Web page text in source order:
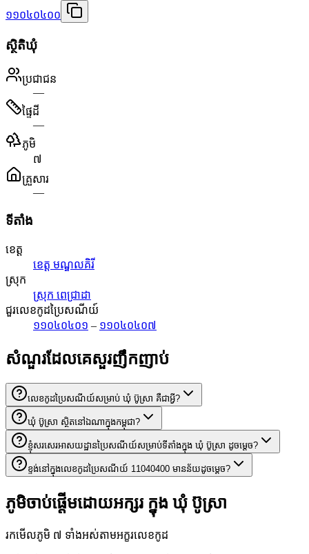
១១០៤០៤០០
ស្ថិតិឃុំ
ប្រជាជន
—
ផ្ទៃដី
—
ភូមិ
៧
គ្រួសារ
—
ទីតាំង
ខេត្ត
ខេត្ត មណ្ឌលគិរី
ស្រុក
ស្រុក ពេជ្រាដា
ជួរលេខកូដប្រៃសណីយ៍
១១០៤០៤០១ – ១១០៤០៤០៧
សំណួរដែលគេសួរញឹកញាប់
លេខកូដប្រៃសណីយ៍សម្រាប់ ឃុំ ប៊ូស្រា គឺជាអ្វី?
ឃុំ ប៊ូស្រា ស្ថិតនៅឯណាក្នុងកម្ពុជា?
ខ្ញុំសរសេរអាសយដ្ឋានប្រៃសណីយ៍សម្រាប់ទីតាំងក្នុង ឃុំ ប៊ូស្រា ដូចម្តេច?
ខ្ទង់នៅក្នុងលេខកូដប្រៃសណីយ៍ 11040400 មានន័យដូចម្តេច?
ភូមិចាប់ផ្តើមដោយអក្សរ ក្នុង ឃុំ ប៊ូស្រា
រកមើលភូមិ ៧ ទាំងអស់តាមអក្ខរលេខកូដ